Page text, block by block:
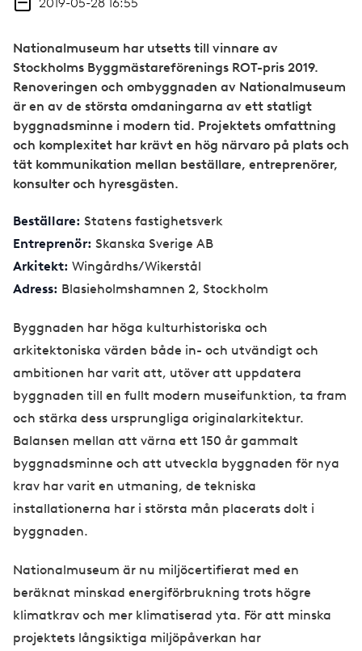
Nationalmuseum har utsetts till vinnare av
Stockholms Byggmästareförenings ROT-pris 2019.
Renoveringen och ombyggnaden av Nationalmuseum
är en av de största omdaningarna av ett statligt
byggnadsminne i modern tid. Projektets omfattning
och komplexitet har krävt en hög närvaro på plats och
tät kommunikation mellan beställare, entreprenörer,
konsulter och hyresgästen.
Beställare: Statens fastighetsverk
Entreprenör: Skanska Sverige AB
Arkitekt: Wingårdhs/Wikerstål
Adress: Blasieholmshamnen 2, Stockholm
Byggnaden har höga kulturhistoriska och
arkitektoniska värden både in- och utvändigt och
ambitionen har varit att, utöver att uppdatera
byggnaden till en fullt modern museifunktion, ta fram
och stärka dess ursprungliga originalarkitektur.
Balansen mellan att värna ett 150 år gammalt
byggnadsminne och att utveckla byggnaden för nya
krav har varit en utmaning, de tekniska
installationerna har i största mån placerats dolt i
byggnaden.
Nationalmuseum är nu miljöcertifierat med en
beräknat minskad energiförbrukning trots högre
klimatkrav och mer klimatiserad yta. För att minska
projektets långsiktiga miljöpåverkan har